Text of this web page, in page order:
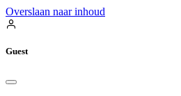
Overslaan naar inhoud
Guest